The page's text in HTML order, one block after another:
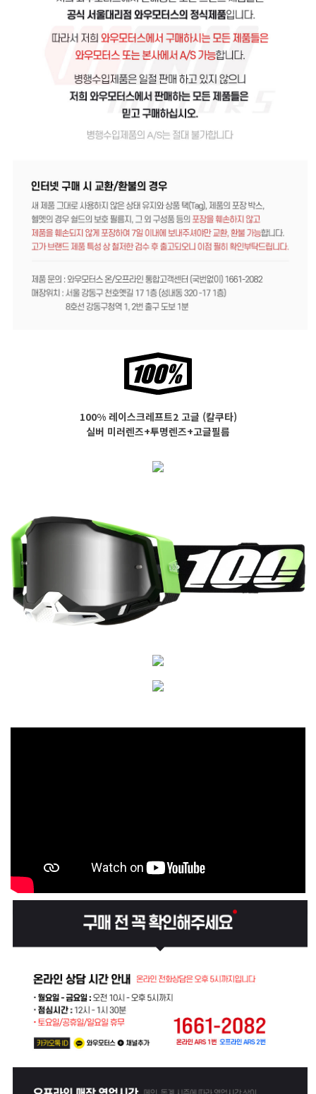
100% 레이스크레프트2 고글 (칼쿠타)
실버 미러렌즈+투명렌즈+고글필름